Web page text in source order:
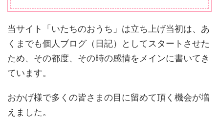
当サイト「いたちのおうち」は立ち上げ当初は、あ
くまでも個人ブログ（日記）としてスタートさせた
ため、その都度、その時の感情をメインに書いてき
ています。
おかげ様で多くの皆さまの目に留めて頂く機会が増
えました。